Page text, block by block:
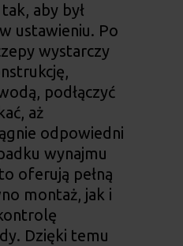
aby był
ustawieniu. Po
wystarczy
podłączyć
aż
odpowiedni
wynajmu
oferują pełną
montaż, jak i
Dzięki temu